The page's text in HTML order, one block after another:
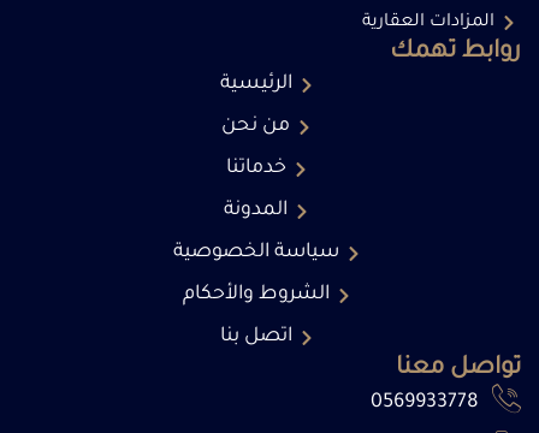
روابط تهمك
الرئيسية
من نحن
خدماتنا
المدونة
سياسة الخصوصية
الشروط والأحكام
اتصل بنا
المزادات العقارية
تواصل معنا
0569933778